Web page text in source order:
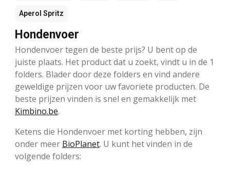
Aperol Spritz
Hondenvoer
Hondenvoer tegen de beste prijs? U bent op de
juiste plaats. Het product dat u zoekt, vindt u in de 1
folders. Blader door deze folders en vind andere
geweldige prijzen voor uw favoriete producten. De
beste prijzen vinden is snel en gemakkelijk met
Kimbino.be.
Ketens die Hondenvoer met korting hebben, zijn
onder meer BioPlanet. U kunt het vinden in de
volgende folders: